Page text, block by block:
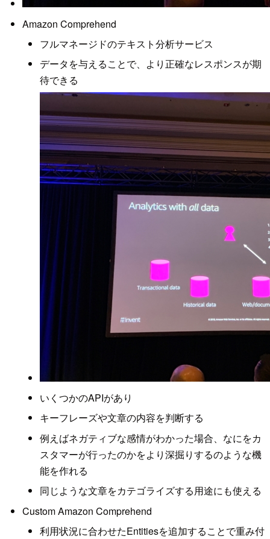
Amazon Comprehend
フルマネージドのテキスト分析サービス
データを与えることで、より正確なレスポンスが期
待できる
いくつかのAPIがあり
キーフレーズや文章の内容を判断する
例えばネガティブな感情がわかった場合、なにをカ
スタマーが行ったのかをより深掘りするのような機
能を作れる
同じような文章をカテゴライズする用途にも使える
Custom Amazon Comprehend
利用状況に合わせたEntitiesを追加することで重み付